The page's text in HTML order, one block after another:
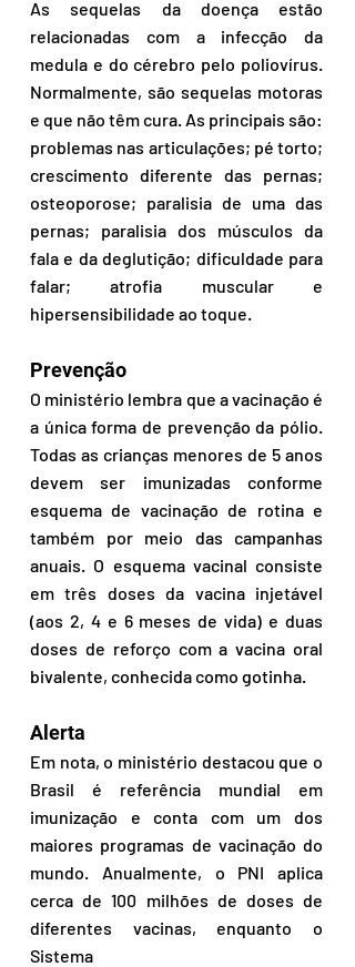
As sequelas da doença estão
relacionadas com a infecção da
medula e do cérebro pelo poliovírus.
Normalmente, são sequelas motoras
e que não têm cura. As principais são:
problemas nas articulações; pé torto;
crescimento diferente das pernas;
osteoporose; paralisia de uma das
pernas; paralisia dos músculos da
fala e da deglutição; dificuldade para
falar; atrofia muscular e
hipersensibilidade ao toque.
Prevenção
O ministério lembra que a vacinação é
a única forma de prevenção da pólio.
Todas as crianças menores de 5 anos
devem ser imunizadas conforme
esquema de vacinação de rotina e
também por meio das campanhas
anuais. O esquema vacinal consiste
em três doses da vacina injetável
(aos 2, 4 e 6 meses de vida) e duas
doses de reforço com a vacina oral
bivalente, conhecida como gotinha.
Alerta
Em nota, o ministério destacou que o
Brasil é referência mundial em
imunização e conta com um dos
maiores programas de vacinação do
mundo. Anualmente, o PNI aplica
cerca de 100 milhões de doses de
diferentes vacinas, enquanto o
Sistema